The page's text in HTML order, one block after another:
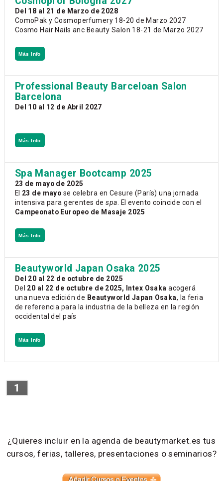
Del 18 al 21 de Marzo de 2028
ComoPak y Cosmoperfumery 18-20 de Marzo 2027
Cosmo Hair Nails anc Beauty Salon 18-21 de Marzo 2027
Más Info
Professional Beauty Barceloan Salon
Barcelona
Del 10 al 12 de Abril 2027
Más Info
Spa Manager Bootcamp 2025
23 de mayo de 2025
El 23 de mayo se celebra en Cesure (París) una jornada
intensiva para gerentes despa . El evento coincide con el
Campeonato Europeo de Masaje 2025
Más Info
Beautyworld Japan Osaka 2025
Del 20 al 22 de octubre de 2025
Del 20 al 22 de octubre de 2025, Intex Osaka acogerá
una nueva edición de Beautyworld Japan Osaka, la feria
de referencia para la industria de la belleza en la región
occidental del país
Más Info
1
¿Quieres incluir en la agenda de beautymarket.es tus
cursos, ferias, talleres, presentaciones o seminarios?